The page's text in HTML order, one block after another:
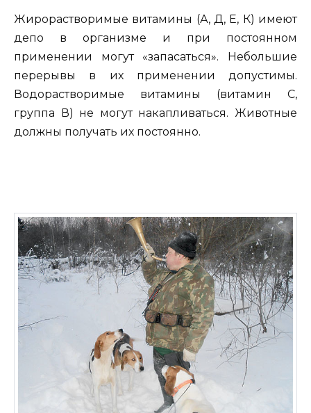
Жирорастворимые витамины (А, Д, Е, К) имеют
депо в организме и при постоянном
применении могут «запасаться». Небольшие
перерывы в их применении допустимы.
Водорастворимые витамины (витамин С,
группа В) не могут накапливаться. Животные
должны получать их постоянно.